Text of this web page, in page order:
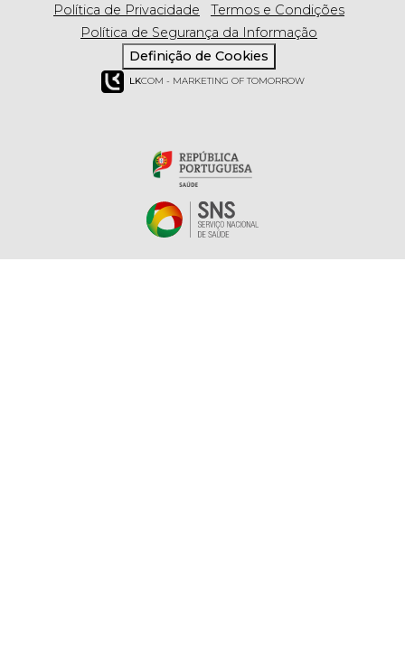
Política de Privacidade
Termos e Condições
Política de Segurança da Informação
Definição de Cookies
LKCOM - MARKETING OF TOMORROW